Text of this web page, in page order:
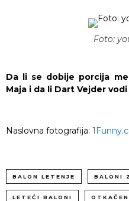
Foto:
Da li se dobije porcija
Maja i da li Dart Vejder
Naslovna fotografija:
BALON LETENJE BALONI
LETEĆI BALONI